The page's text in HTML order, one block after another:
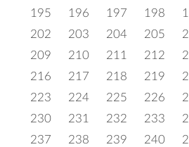
195
196 197 198
202
203 204 205
209
210 211 212
216
217 218 219
223
224 225 226
230
231 232 233
237
238 239 240